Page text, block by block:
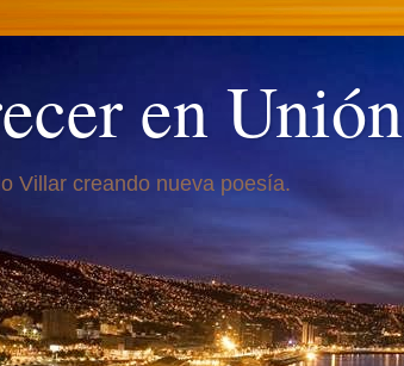
en Unión
Villar creando nueva poesía.